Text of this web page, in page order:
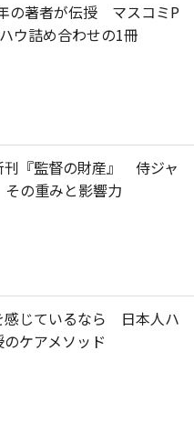
の著者が伝授 マスコミP
ウ詰め合わせの1冊
刊『監督の財産』 侍ジャ
の重みと影響力
感じているなら 日本人ハ
ケアメソッド